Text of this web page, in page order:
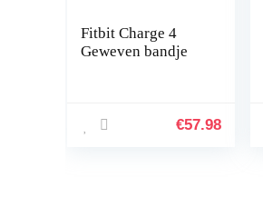
Fitbit Charge 4
Geweven bandje
€57.98